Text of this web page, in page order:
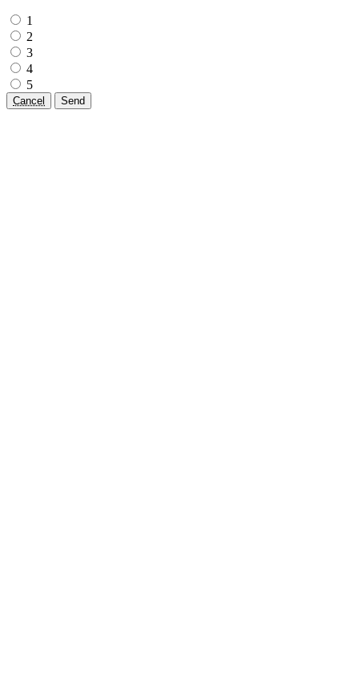
1
2
3
4
5
Cancel Send